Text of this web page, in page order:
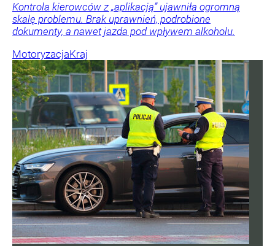
Kontrola kierowców z „aplikacją” ujawniła ogromną
skalę problemu. Brak uprawnień, podrobione
dokumenty, a nawet jazda pod wpływem alkoholu.
MotoryzacjaKraj